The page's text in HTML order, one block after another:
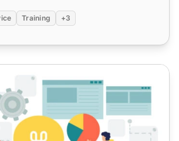
Training +3
база знания, които да ви вдъхновят